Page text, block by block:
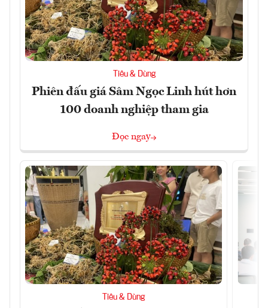
Tiêu & Dùng
Phiên đấu giá Sâm Ngọc Linh hút hơn
100 doanh nghiệp tham gia
Đọc ngay
Tiêu & Dùng